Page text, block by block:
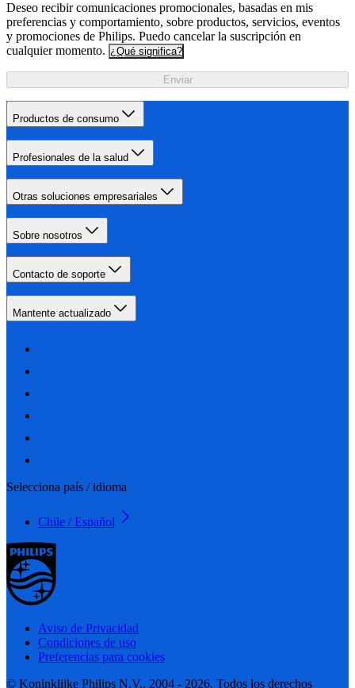
Deseo recibir comunicaciones promocionales, basadas en mis
preferencias y comportamiento, sobre productos, servicios, eventos
y promociones de Philips. Puedo cancelar la suscripción en
cualquier momento. ¿Qué significa?
Enviar
Productos de consumo
Profesionales de la salud
Otras soluciones empresariales
Sobre nosotros
Contacto de soporte
Mantente actualizado
Selecciona país / idioma
Chile / Español
Aviso de Privacidad
Condiciones de uso
Preferencias para cookies
© Koninklijke Philips N.V., 2004 - 2026. Todos los derechos